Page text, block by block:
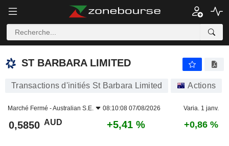
ST BARBARA LIMITED
ST BARBARA LIMITED
Transactions d'initiés St Barbara Limited Actions
Marché Fermé -Australian S.E. 08:10:08 07/08/2026 Varia. 1 janv.
0,5850 AUD +5,41 % +0,86 %